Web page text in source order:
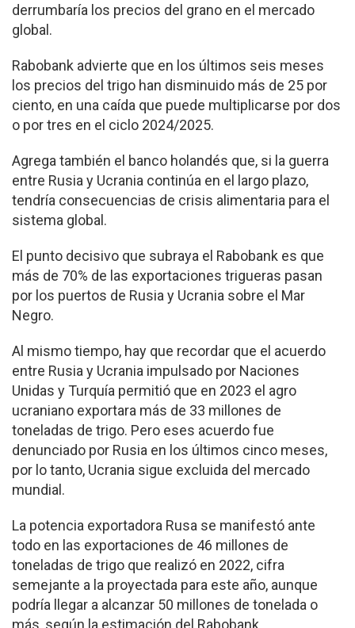
derrumbaría los precios del grano en el mercado
global.
Rabobank advierte que en los últimos seis meses
los precios del trigo han disminuido más de 25 por
ciento, en una caída que puede multiplicarse por dos
o por tres en el ciclo 2024/2025.
Agrega también el banco holandés que, si la guerra
entre Rusia y Ucrania continúa en el largo plazo,
tendría consecuencias de crisis alimentaria para el
sistema global.
El punto decisivo que subraya el Rabobank es que
más de 70% de las exportaciones trigueras pasan
por los puertos de Rusia y Ucrania sobre el Mar
Negro.
Al mismo tiempo, hay que recordar que el acuerdo
entre Rusia y Ucrania impulsado por Naciones
Unidas y Turquía permitió que en 2023 el agro
ucraniano exportara más de 33 millones de
toneladas de trigo. Pero eses acuerdo fue
denunciado por Rusia en los últimos cinco meses,
por lo tanto, Ucrania sigue excluida del mercado
mundial.
La potencia exportadora Rusa se manifestó ante
todo en las exportaciones de 46 millones de
toneladas de trigo que realizó en 2022, cifra
semejante a la proyectada para este año, aunque
podría llegar a alcanzar 50 millones de tonelada o
más, según la estimación del Rabobank.